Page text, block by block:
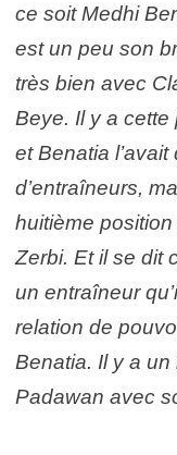
ce soit Medhi
est un peu son
très bien avec
Beye. Il y a cette
et Benatia
d’entraîneurs,
huitième
Zerbi. Et il se dit
un entraîneur
relation de
Benatia. Il y a un
Padawan avec